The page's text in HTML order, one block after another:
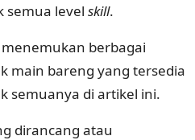
semua level skill.
berbagai
main bareng yang tersedia
semuanya di artikel ini.
dirancang atau